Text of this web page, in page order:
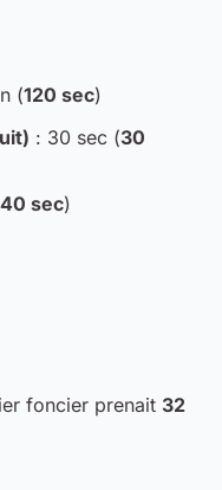
(120 sec)
: 30 sec (30
sec)
foncier prenait 32